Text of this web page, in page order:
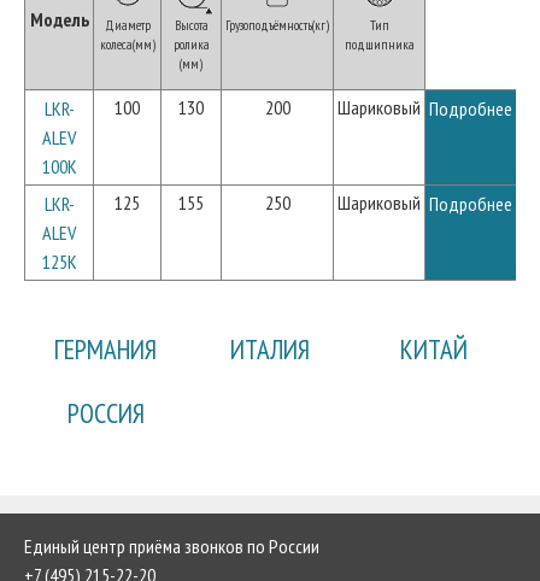
Модель
Диаметр
колеса(мм)
Высота
ролика
(мм)
Грузоподъёмность(кг)
Тип
подшипника
LKR-
ALEV
100K
100 130 200 Шариковый Подробнее
LKR-
ALEV
125K
125 155 250 Шариковый Подробнее
ГЕРМАНИЯ ИТАЛИЯ
КИТАЙ
РОССИЯ
Единый центр приёма звонков по России
+7 (495) 215-22-20